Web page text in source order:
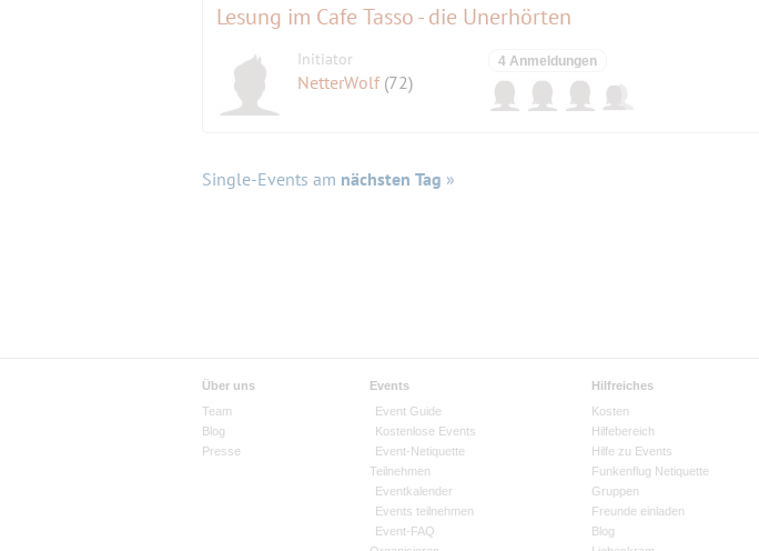
Lesung im Cafe Tasso - die Unerhörten
Initiator
NetterWolf (72)
4 Anmeldungen
Single-Events am nächsten Tag »
Über uns
Team
Blog
Presse
Events
Event Guide
Kostenlose Events
Event-Netiquette
Teilnehmen
Eventkalender
Events teilnehmen
Event-FAQ
Hilfreiches
Kosten
Hilfebereich
Hilfe zu Events
Funkenflug Netiquette
Gruppen
Freunde einladen
Blog